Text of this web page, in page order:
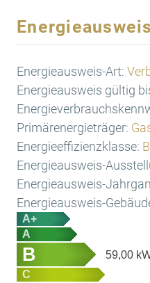
Energieausweis
Energieausweis-Art:
Energieausweis gültig
Primärenergieträger:
Energieeffizienzklasse: B
Energieausweis-
Energieausweis-
Energieausweis-
A+
A
B 59,00
C